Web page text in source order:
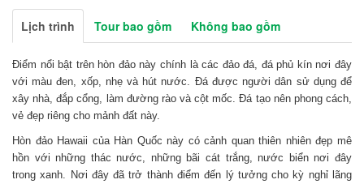
Lịch trình Tour bao gồm Không bao gồm
Điểm nổi bật trên hòn đảo này chính là các đảo đá, đá phủ kín nơi đây
với màu đen, xốp, nhẹ và hút nước. Đá được người dân sử dụng để
xây nhà, đắp cổng, làm đường rào và cột mốc. Đá tạo nên phong cách,
vẻ đẹp riêng cho mảnh đất này.
Hòn đảo Hawaii của Hàn Quốc này có cảnh quan thiên nhiên đẹp mê
hồn với những thác nước, những bãi cát trắng, nước biển nơi đây
trong xanh. Nơi đây đã trở thành điểm đến lý tưởng cho kỳ nghỉ lãng